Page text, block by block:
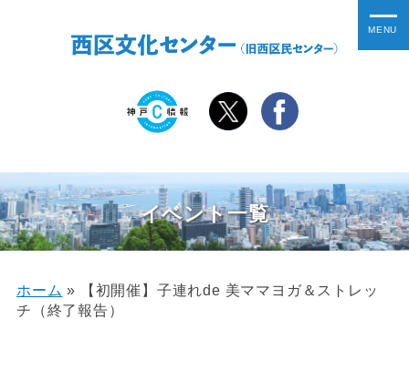
イベント一覧
ホーム »
【初開催】子連れde 美ママヨガ＆ストレッ
チ（終了報告）